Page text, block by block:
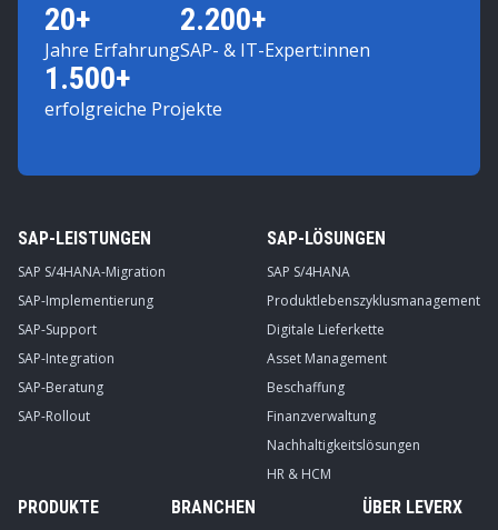
20+
Jahre Erfahrung
2.200+
SAP- & IT-Expert:innen
1.500+
erfolgreiche Projekte
SAP-LEISTUNGEN
SAP S/4HANA-Migration
SAP-Implementierung
SAP-Support
SAP-Integration
SAP-Beratung
SAP-Rollout
SAP-LÖSUNGEN
SAP S/4HANA
Produktlebenszyklusmanagement
Digitale Lieferkette
Asset Management
Beschaffung
Finanzverwaltung
Nachhaltigkeitslösungen
HR & HCM
PRODUKTE BRANCHEN ÜBER LEVERX